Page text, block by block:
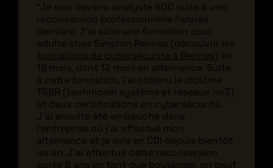
"Je suis devenu analyste SOC suite à une
reconversion professionnelle l'année
dernière. J'ai suivi une formation pour
adulte chez Simplon Rennes (découvrir les
formations de cybersécurité à Rennes ) en
18 mois, dont 12 mois en alternance. Suite
à cette formation, j'ai obtenu le diplôme
TSSR (technicien système et réseaux nv3)
et deux certifications en cybersécurité.
J'ai ensuite été embauché dans
l'entreprise où j'ai effectué mon
alternance et je suis en CDI depuis bientôt
un an. J'ai effectué cette reconversion
après 8 ans en tant que boulanger, on peut